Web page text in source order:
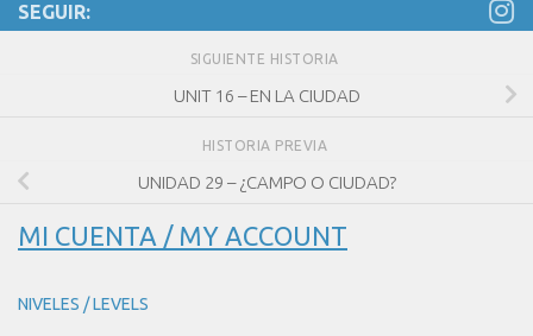
SEGUIR:
SIGUIENTE HISTORIA
UNIT 16 – EN LA CIUDAD
HISTORIA PREVIA
UNIDAD 29 – ¿CAMPO O CIUDAD?
MI CUENTA / MY ACCOUNT
NIVELES / LEVELS